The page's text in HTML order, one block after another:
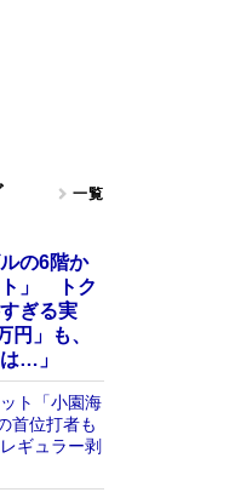
一覧
の6階か
ト」 トク
ぎる実
」も、
…」
ト「小園海
首位打者も
ギュラー剥